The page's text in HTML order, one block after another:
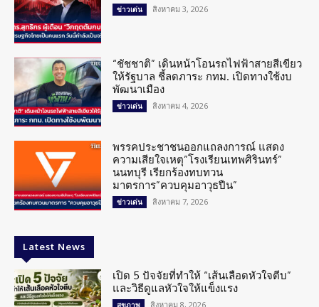
ข่าวเด่น สิงหาคม 3, 2026
“ชัชชาติ” เดินหน้าโอนรถไฟฟ้าสายสีเขียว
ให้รัฐบาล ชี้ลดภาระ กทม. เปิดทางใช้งบ
พัฒนาเมือง
ข่าวเด่น สิงหาคม 4, 2026
พรรคประชาชนออกแถลงการณ์ แสดง
ความเสียใจเหตุ”โรงเรียนเทพศิรินทร์”
นนทบุรี เรียกร้องทบทวน
มาตรการ”ควบคุมอาวุธปืน”
ข่าวเด่น สิงหาคม 7, 2026
Latest News
เปิด 5 ปัจจัยที่ทำให้ “เส้นเลือดหัวใจตีบ”
และวิธีดูแลหัวใจให้แข็งแรง
สิงหาคม 8, 2026